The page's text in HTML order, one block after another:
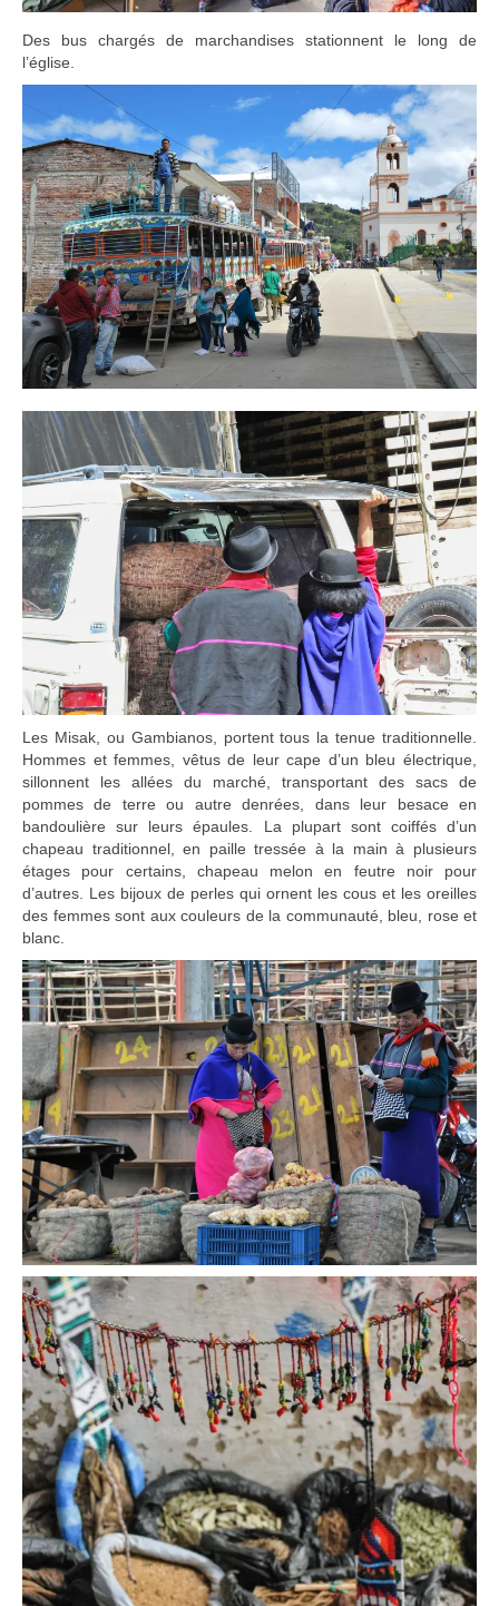
Des bus chargés de marchandises stationnent le long de
l’église.
Les Misak, ou Gambianos, portent tous la tenue traditionnelle.
Hommes et femmes, vêtus de leur cape d’un bleu électrique,
sillonnent les allées du marché, transportant des sacs de
pommes de terre ou autre denrées, dans leur besace en
bandoulière sur leurs épaules. La plupart sont coiffés d’un
chapeau traditionnel, en paille tressée à la main à plusieurs
étages pour certains, chapeau melon en feutre noir pour
d’autres. Les bijoux de perles qui ornent les cous et les oreilles
des femmes sont aux couleurs de la communauté, bleu, rose et
blanc.